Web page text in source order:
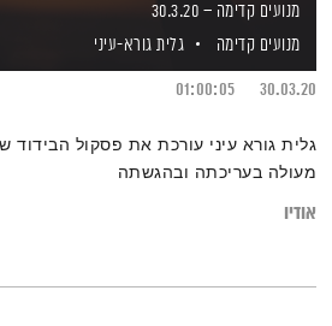
מנועים קדימה – 30.3.20
מנועים קדימה
גלית גורא-עיני
30.03.20
01:00:05
גלית גורא עיני עורכת את פסקול
מעולה בעריכתה ובהגשתה
אודיו